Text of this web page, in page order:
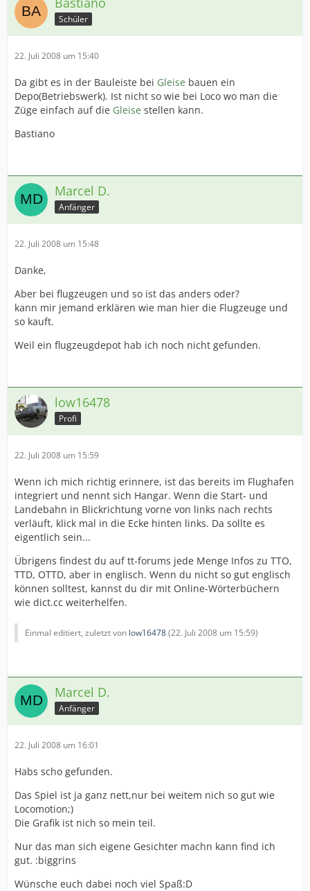
Schüler
22. Juli 2008 um 15:40
Da gibt es in der Bauleiste bei Gleise bauen ein
Depo(Betriebswerk). Ist nicht so wie bei Loco wo man die
Züge einfach auf die Gleise stellen kann.
Bastiano
Marcel D.
Anfänger
22. Juli 2008 um 15:48
Danke,
Aber bei flugzeugen und so ist das anders oder?
kann mir jemand erklären wie man hier die Flugzeuge und
so kauft.
Weil ein flugzeugdepot hab ich noch nicht gefunden.
low16478
Profi
22. Juli 2008 um 15:59
Wenn ich mich richtig erinnere, ist das bereits im Flughafen
integriert und nennt sich Hangar. Wenn die Start- und
Landebahn in Blickrichtung vorne von links nach rechts
verläuft, klick mal in die Ecke hinten links. Da sollte es
eigentlich sein...
Übrigens findest du auf tt-forums jede Menge Infos zu TTO,
TTD, OTTD, aber in englisch. Wenn du nicht so gut englisch
können solltest, kannst du dir mit Online-Wörterbüchern
wie dict.cc weiterhelfen.
Einmal editiert, zuletzt von low16478(22. Juli 2008 um 15:59)
Marcel D.
Anfänger
22. Juli 2008 um 16:01
Habs scho gefunden.
Das Spiel ist ja ganz nett,nur bei weitem nich so gut wie
Locomotion;)
Die Grafik ist nich so mein teil.
Nur das man sich eigene Gesichter machn kann find ich
gut. :biggrins
Wünsche euch dabei noch viel Spaß:D